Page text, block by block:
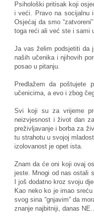
Psihološki pritisak koji
i veći. Pravo na socijalnu
Osjećaj da smo
toga reći ali već ste i sami
Ja vas želim podsjetiti da
naših učenika i njihovih
posao u pitanju.
Predlažem da poštujete
učenicima, a evo i zbog
Svi koji su za vrijeme
neizvjesnost i život dan
preživljavanje i borba za
tu strahotu u svojoj
izolovanost je opet ista.
Znam da će oni koji ovaj
jeste. Mnogi od nas ostali
I još dodatno kroz svoju
Kao neko ko je imao
svog sina “gnjavim” da
znanje najbitniji, danas